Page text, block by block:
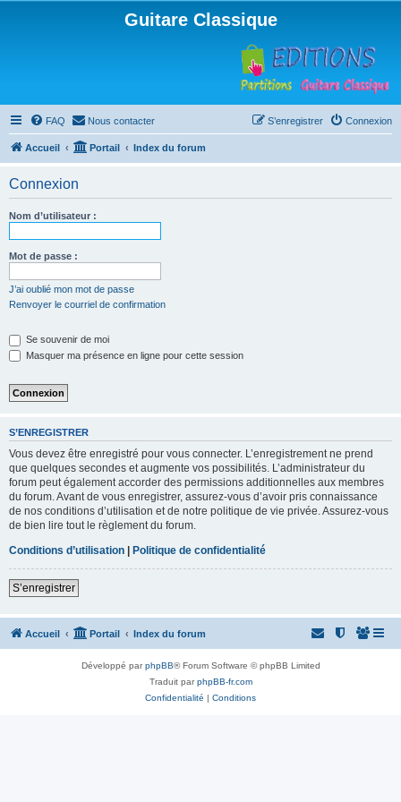
Guitare Classique
FAQ Nous contacter Connexion
S’enregistrer
Accueil Portail Index du forum
Connexion
Nom d’utilisateur :
Mot de passe :
J’ai oublié mon mot de passe
Renvoyer le courriel de confirmation
Se souvenir de moi
Masquer ma présence en ligne pour cette session
S’ENREGISTRER
Vous devez être enregistré pour vous connecter. L’enregistrement ne prend
que quelques secondes et augmente vos possibilités. L’administrateur du
forum peut également accorder des permissions additionnelles aux membres
du forum. Avant de vous enregistrer, assurez-vous d’avoir pris connaissance
de nos conditions d’utilisation et de notre politique de vie privée. Assurez-vous
de bien lire tout le règlement du forum.
Conditions d’utilisation | Politique de confidentialité
S’enregistrer
Accueil Portail Index du forum
Développé parphpBB® Forum Software © phpBB Limited
Traduit parphpBB-fr.com
Confidentialité | Conditions